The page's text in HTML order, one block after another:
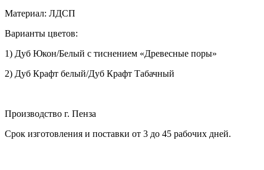
Материал: ЛДСП
Варианты цветов:
1) Дуб Юкон/Белый с тиснением «Древесные поры»
2) Дуб Крафт белый/Дуб Крафт Табачный
Производство г. Пенза
Срок изготовления и поставки от 3 до 45 рабочих дней.